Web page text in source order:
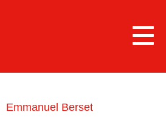
Emmanuel Berset